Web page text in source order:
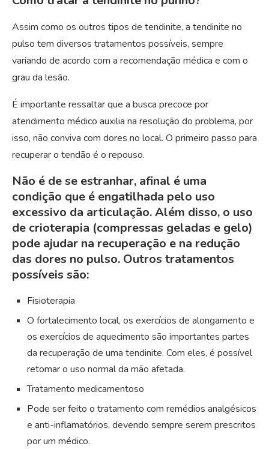
Assim como os outros tipos de tendinite, a tendinite no
pulso tem diversos tratamentos possíveis, sempre
variando de acordo com a recomendação médica e com o
grau da lesão.
É importante ressaltar que a busca precoce por
atendimento médico auxilia na resolução do problema, por
isso, não conviva com dores no local. O primeiro passo para
recuperar o tendão é o repouso.
Não é de se estranhar, afinal é uma
condição que é engatilhada pelo uso
excessivo da articulação. Além disso, o uso
de crioterapia (compressas geladas e gelo)
pode ajudar na recuperação e na redução
das dores no pulso. Outros tratamentos
possíveis são:
Fisioterapia
O fortalecimento local, os exercícios de alongamento e
os exercícios de aquecimento são importantes partes
da recuperação de uma tendinite. Com eles, é possível
retomar o uso normal da mão afetada.
Tratamento medicamentoso
Pode ser feito o tratamento com remédios analgésicos
e anti-inflamatórios, devendo sempre serem prescritos
por um médico.